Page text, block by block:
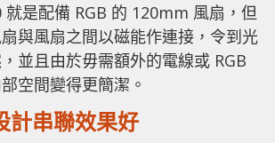
就是配備 RGB 的 120mm 風扇，但
與風扇之間以磁能作連接，令到光
並且由於毋需額外的電線或 RGB
空間變得更簡潔。
計串聯效果好